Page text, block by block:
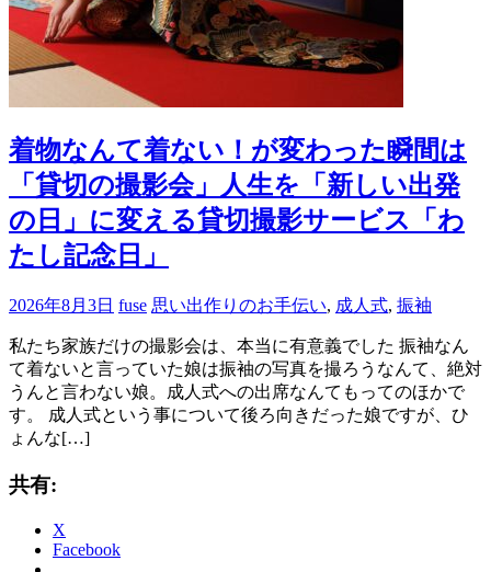
着物なんて着ない！が変わった瞬間は
「貸切の撮影会」人生を「新しい出発
の日」に変える貸切撮影サービス「わ
たし記念日」
2026年8月3日 fuse 思い出作りのお手伝い, 成人式, 振袖
私たち家族だけの撮影会は、本当に有意義でした 振袖なん
て着ないと言っていた娘は振袖の写真を撮ろうなんて、絶対
うんと言わない娘。成人式への出席なんてもってのほかで
す。 成人式という事について後ろ向きだった娘ですが、ひ
ょんな[…]
共有:
X
Facebook